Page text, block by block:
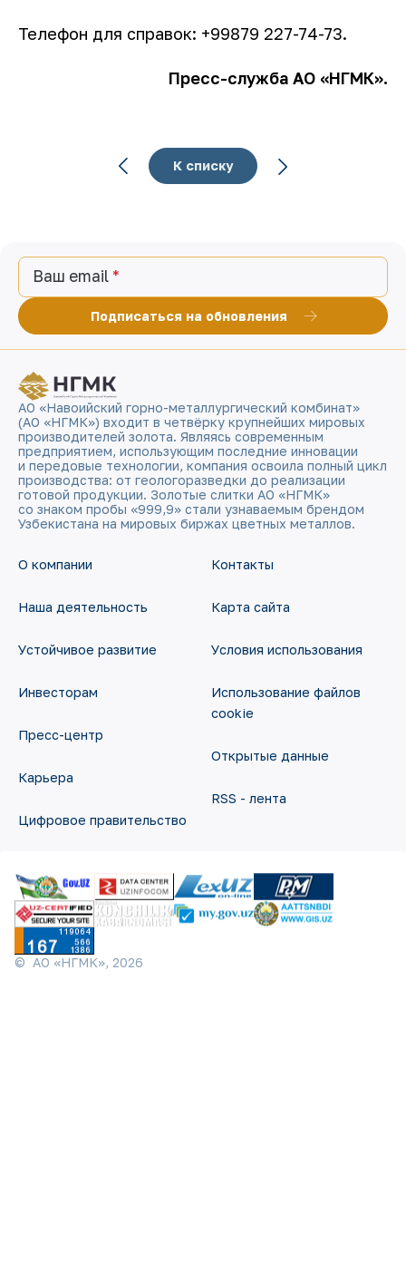
Телефон для справок: +99879 227-74-73.
Пресс-служба АО «НГМК».
К списку
Ваш email
Подписаться на обновления
АО «Навоийский горно-металлургический комбинат»
(АО «НГМК») входит в четвёрку крупнейших мировых
производителей золота. Являясь современным
предприятием, использующим последние инновации
и передовые технологии, компания освоила полный цикл
производства: от геологоразведки до реализации
готовой продукции. Золотые слитки АО «НГМК»
со знаком пробы «999,9» стали узнаваемым брендом
Узбекистана на мировых биржах цветных металлов.
О компании
Наша деятельность
Устойчивое развитие
Инвесторам
Пресс-центр
Карьера
Цифровое правительство
Контакты
Карта сайта
Условия использования
Использование файлов
cookie
Открытые данные
RSS - лента
© АО «НГМК», 2026